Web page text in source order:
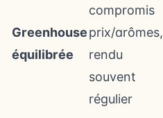
Greenhouse
équilibrée
compromis
prix/arômes,
rendu
souvent
régulier